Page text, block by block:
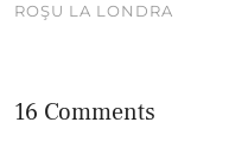
ROŞU LA LONDRA
16 Comments